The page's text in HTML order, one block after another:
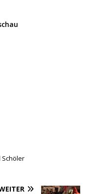
Schöler